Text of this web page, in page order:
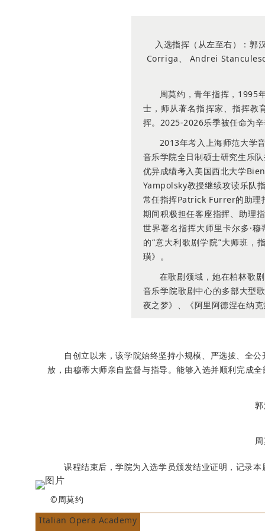
入选指挥（从左至右）：
Corriga、 Andrei
周莫约，青年指挥，1995
士，师从著名指挥家、指挥
挥。2025-2026乐季被任命为
2013年考入上海师范大学
音乐学院全日制硕士研究生乐
优异成绩考入美国西北大学
Yampolsky教授继续攻读乐队
常任指挥Patrick Furrer的助理
期间积极担任客座指挥、助理
世界著名指挥大师里卡尔多·
的“意大利歌剧学院”大师班，
璜》。
在歌剧领域，她在柏林歌
音乐学院歌剧中心的多部大型
夜之梦》、《阿里阿德涅在纳
自创立以来，该学院始终坚持小规模、严选拔、全
放，由穆蒂大师亲自监督与指导。能够入选并顺利完成
课程结束后，学院为入选学员颁发结业证明，记录
©周莫约
Italian Opera Academy